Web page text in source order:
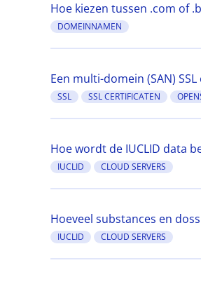
Hoe kiezen tussen .com of
DOMEINNAMEN
Een multi-domein (SAN)
SSL SSL CERTIFICATEN
Hoe wordt de IUCLID data
IUCLID CLOUD SERVERS
Hoeveel substances en
IUCLID CLOUD SERVERS